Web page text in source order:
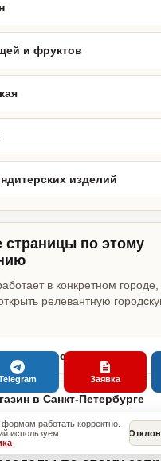
и фруктов
изделий
страницы по этому
в конкретном городе,
релевантную
в Москве
в Санкт-Петербурге
работать корректно.
используем
Заявка